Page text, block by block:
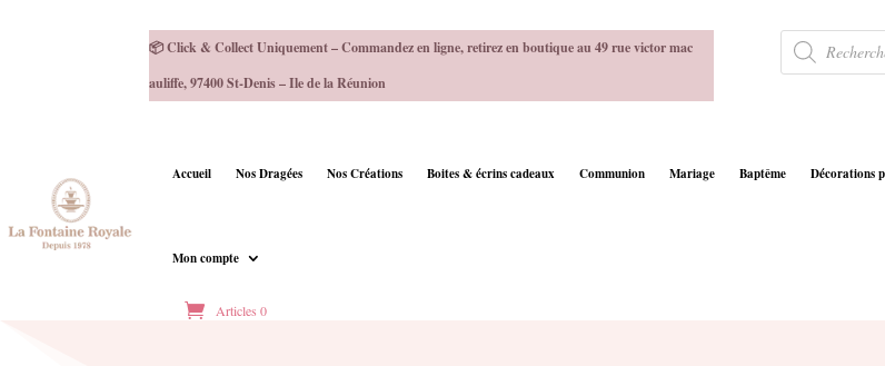
📦 Click & Collect Uniquement – Commandez en ligne, retirez en boutique au 49 rue victor mac
auliffe, 97400 St-Denis – Ile de la Réunion
Recherche
de
produits
Accueil Nos Dragées Nos Créations Boites & écrins cadeaux Communion Mariage Baptême Décorations
Mon compte
Articles 0